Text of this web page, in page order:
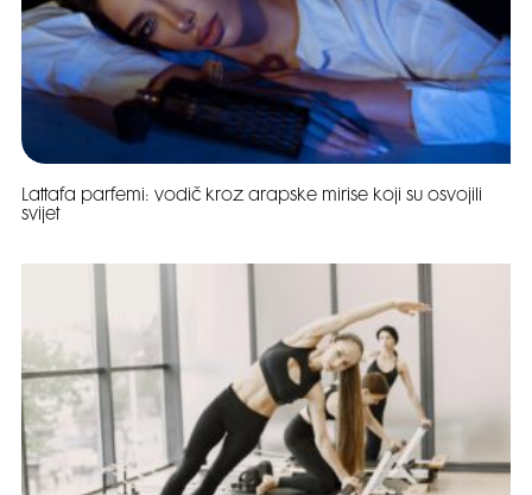
Lattafa parfemi: vodič kroz arapske mirise koji su osvojili
svijet